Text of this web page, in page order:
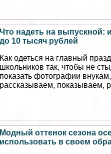
Что надеть на выпускной:
до 10 тысяч рублей
Как одеться на главный
школьников так, чтобы не
показать фотографии
рассказываем, показываем,
Модный оттенок сезона
использовать в своем